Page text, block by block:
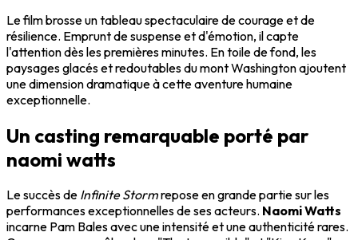
Le film brosse un tableau spectaculaire de courage et de
résilience. Emprunt de suspense et d'émotion, il capte
l'attention dès les premières minutes. En toile de fond, les
paysages glacés et redoutables du mont Washington ajoutent
une dimension dramatique à cette aventure humaine
exceptionnelle.
Un casting remarquable porté par
naomi watts
Le succès de Infinite Stormrepose en grande partie sur les
performances exceptionnelles de ses acteurs. Naomi Watts
incarne Pam Bales avec une intensité et une authenticité rares.